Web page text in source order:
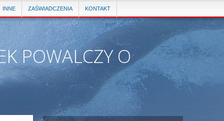
INNE ZAŚWIADCZENIA KONTAKT
POWALCZY O